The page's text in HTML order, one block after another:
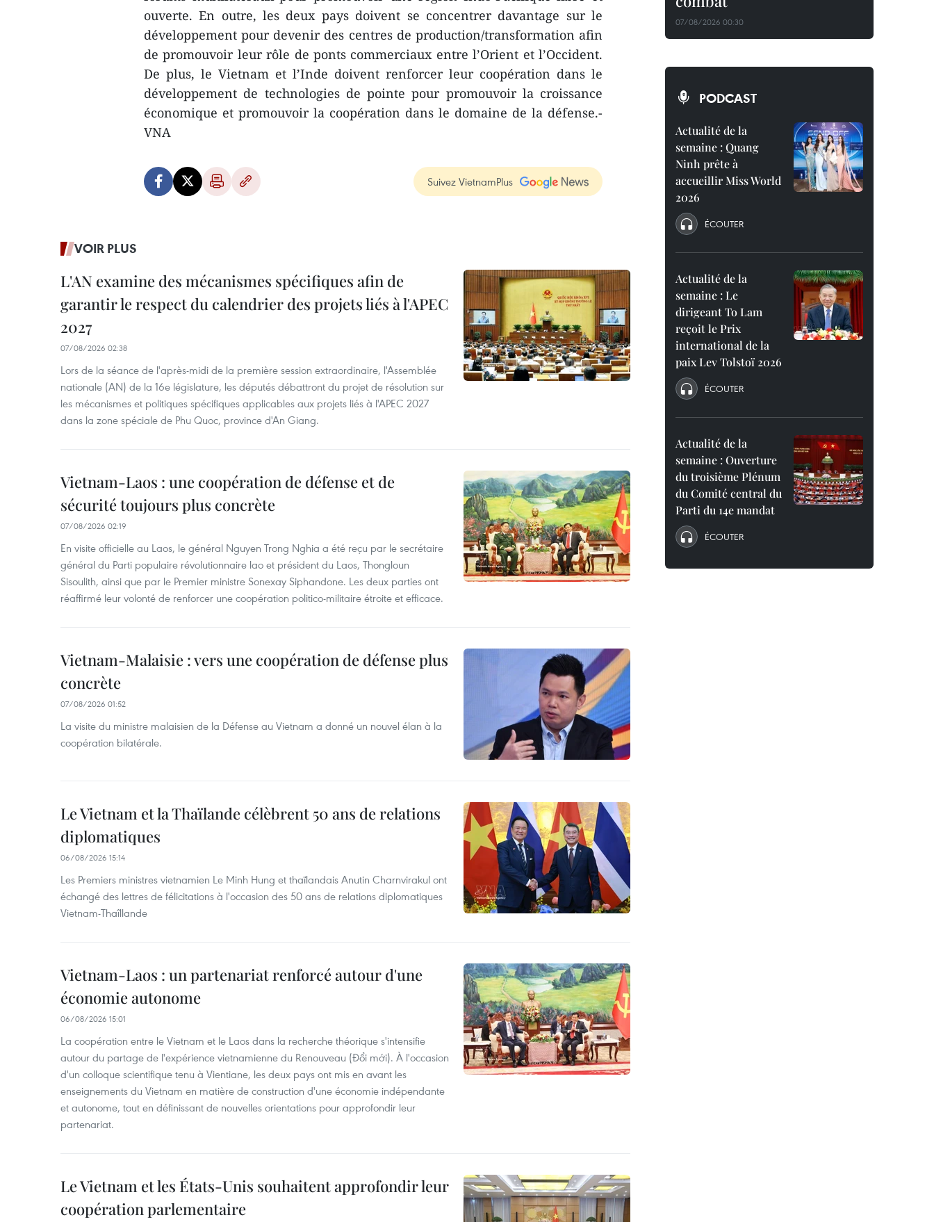
ouverte. En outre, les deux pays doivent se concentrer davantage sur le
développement pour devenir des centres de production/transformation afin
de promouvoir leur rôle de ponts commerciaux entre l’Orient et l’Occident.
De plus, le Vietnam et l’Inde doivent renforcer leur coopération dans le
développement de technologies de pointe pour promouvoir la croissance
économique et promouvoir la coopération dans le domaine de la défense.-
VNA
Suivez VietnamPlus
VOIR PLUS
L'AN examine des mécanismes spécifiques afin de
garantir le respect du calendrier des projets liés à l'APEC
2027
07/08/2026 02:38
Lors de la séance de l'après-midi de la première session extraordinaire, l'Assemblée
nationale (AN) de la 16e législature, les députés débattront du projet de résolution sur
les mécanismes et politiques spécifiques applicables aux projets liés à l'APEC 2027
dans la zone spéciale de Phu Quoc, province d'An Giang.
Vietnam-Laos : une coopération de défense et de
sécurité toujours plus concrète
07/08/2026 02:19
En visite officielle au Laos, le général Nguyen Trong Nghia a été reçu par le secrétaire
général du Parti populaire révolutionnaire lao et président du Laos, Thongloun
Sisoulith, ainsi que par le Premier ministre Sonexay Siphandone. Les deux parties ont
réaffirmé leur volonté de renforcer une coopération politico-militaire étroite et efficace.
Vietnam-Malaisie : vers une coopération de défense plus
concrète
07/08/2026 01:52
La visite du ministre malaisien de la Défense au Vietnam a donné un nouvel élan à la
coopération bilatérale.
Le Vietnam et la Thaïlande célèbrent 50 ans de relations
diplomatiques
06/08/2026 15:14
Les Premiers ministres vietnamien Le Minh Hung et thaïlandais Anutin Charnvirakul ont
échangé des lettres de félicitations à l'occasion des 50 ans de relations diplomatiques
Vietnam-Thaîllande
Vietnam-Laos : un partenariat renforcé autour d'une
économie autonome
06/08/2026 15:01
La coopération entre le Vietnam et le Laos dans la recherche théorique s'intensifie
autour du partage de l'expérience vietnamienne du Renouveau (Đổi mới). À l'occasion
d'un colloque scientifique tenu à Vientiane, les deux pays ont mis en avant les
enseignements du Vietnam en matière de construction d'une économie indépendante
et autonome, tout en définissant de nouvelles orientations pour approfondir leur
partenariat.
Le Vietnam et les États-Unis souhaitent approfondir leur
coopération parlementaire
07/08/2026 00:30
PODCAST
Actualité de la
semaine : Quang
Ninh prête à
accueillir Miss World
2026
ÉCOUTER
Actualité de la
semaine : Le
dirigeant To Lam
reçoit le Prix
international de la
paix Lev Tolstoï 2026
ÉCOUTER
Actualité de la
semaine : Ouverture
du troisième Plénum
du Comité central du
Parti du 14e mandat
ÉCOUTER